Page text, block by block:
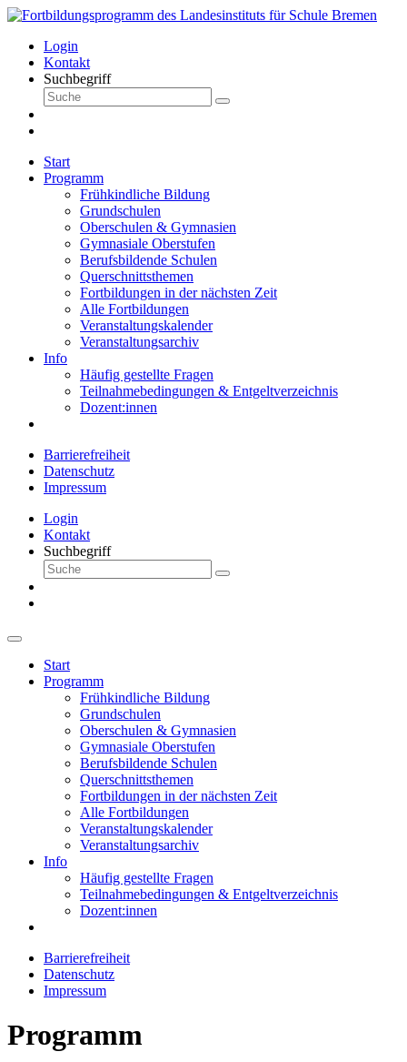
Login
Kontakt
Suchbegriff
Start
Programm
Frühkindliche Bildung
Grundschulen
Oberschulen & Gymnasien
Gymnasiale Oberstufen
Berufsbildende Schulen
Querschnittsthemen
Fortbildungen in der nächsten Zeit
Alle Fortbildungen
Veranstaltungskalender
Veranstaltungsarchiv
Info
Häufig gestellte Fragen
Teilnahmebedingungen & Entgeltverzeichnis
Dozent:innen
Barrierefreiheit
Datenschutz
Impressum
Login
Kontakt
Suchbegriff
Start
Programm
Frühkindliche Bildung
Grundschulen
Oberschulen & Gymnasien
Gymnasiale Oberstufen
Berufsbildende Schulen
Querschnittsthemen
Fortbildungen in der nächsten Zeit
Alle Fortbildungen
Veranstaltungskalender
Veranstaltungsarchiv
Info
Häufig gestellte Fragen
Teilnahmebedingungen & Entgeltverzeichnis
Dozent:innen
Barrierefreiheit
Datenschutz
Impressum
Programm